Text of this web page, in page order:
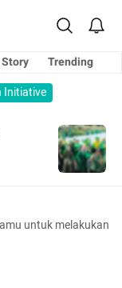
Trending
Initiative
untuk melakukan